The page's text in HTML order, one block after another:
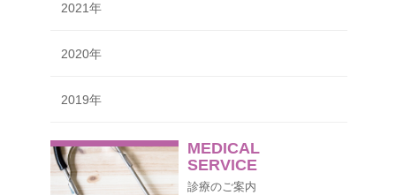
2021年
2020年
2019年
MEDICAL
SERVICE
診療のご案内